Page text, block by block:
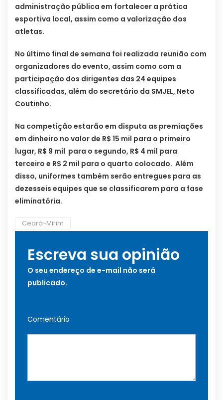
administração pública em fortalecer a prática
esportiva local, assim como a valorização dos
atletas.
No último final de semana foi realizada reunião com
organizadores do evento, assim como com a
participação dos dirigentes das 24 equipes
classificadas, além do secretário da SMJEL, Neto
Coutinho.
Na competição estarão em disputa as premiações
em dinheiro no valor de R$ 15 mil para o primeiro
lugar, R$ 9 mil para o segundo, R$ 4 mil para
terceiro e R$ 2 mil para o quarto colocado. Além
disso, uniformes também serão entregues para as
dezesseis equipes que se classificarem para a fase
eliminatória.
Ceará-Mirim
Escreva sua opinião
O seu endereço de e-mail não será
publicado.
Comentário